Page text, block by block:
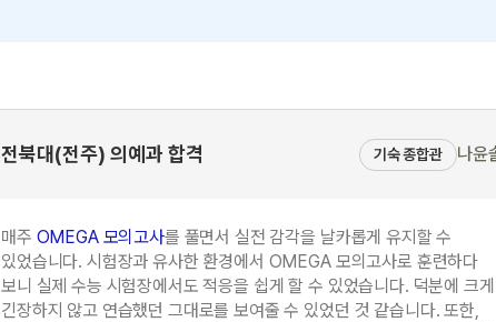
전북대(전주) 의예과 합격 기숙 종합관 나윤
매주 OMEGA 모의고사를 풀면서 실전 감각을 날카롭게 유지할 수
있었습니다. 시험장과 유사한 환경에서 OMEGA 모의고사로 훈련하다
보니 실제 수능 시험장에서도 적응을 쉽게 할 수 있었습니다. 덕분에 크게
긴장하지 않고 연습했던 그대로를 보여줄 수 있었던 것 같습니다. 또한,